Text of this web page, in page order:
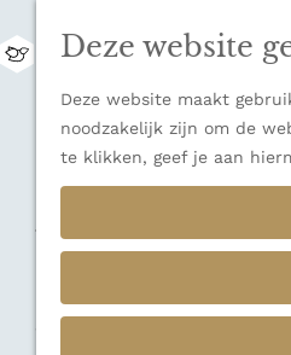
Deze website
Deze website maakt
noodzakelijk zijn om de
te klikken, geef je aan
M
n
u
Ontdek alle
Thema's
Verborgen parels
Terug Ons
Ambacht
Voeg toe als favoriet